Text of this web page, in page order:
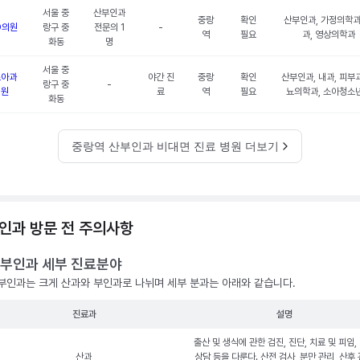
원
서울 중
랑구 중
화동
산부인과
전문의 1
명
-
중랑
역
확인
필요
산부인과, 가정의학
과, 영상의학과
과
서울 중
랑구 중
화동
-
야간 진
료
중랑
역
확인
필요
산부인과, 내과, 피부
뇨의학과, 소아청소
중랑역 산부인과 비대면 진료 병원 더보기
과 방문 전 주의사항
인과 세부 진료분야
인과는 크게 산과와 부인과로 나뉘며 세부 분과는 아래와 같습니다.
진료과 설명
산과
출산 및 생식에 관한 검진, 진단, 치료 및 피임,
상담 등을 다룬다. 산전 검사, 분만 관리, 산후